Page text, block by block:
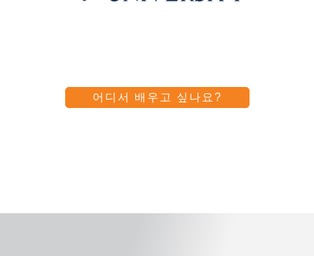
어디서 배우고 싶나요?